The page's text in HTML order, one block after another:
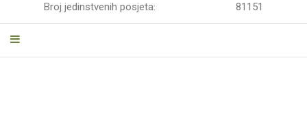
Broj jedinstvenih posjeta:
81151